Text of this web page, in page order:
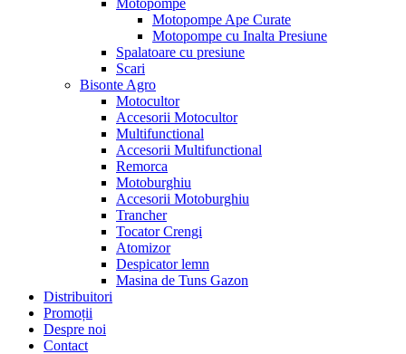
Motopompe
Motopompe Ape Curate
Motopompe cu Inalta Presiune
Spalatoare cu presiune
Scari
Bisonte Agro
Motocultor
Accesorii Motocultor
Multifunctional
Accesorii Multifunctional
Remorca
Motoburghiu
Accesorii Motoburghiu
Trancher
Tocator Crengi
Atomizor
Despicator lemn
Masina de Tuns Gazon
Distribuitori
Promoții
Despre noi
Contact